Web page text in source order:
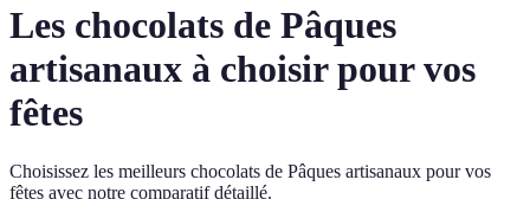
Les chocolats de Pâques
artisanaux à choisir pour vos
fêtes
Choisissez les meilleurs chocolats de Pâques artisanaux pour vos
fêtes avec notre comparatif détaillé.